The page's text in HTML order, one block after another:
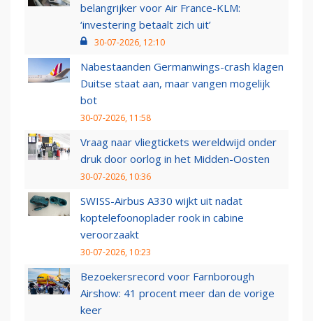
belangrijker voor Air France-KLM:
‘investering betaalt zich uit’
30-07-2026, 12:10
Nabestaanden Germanwings-crash klagen
Duitse staat aan, maar vangen mogelijk
bot
30-07-2026, 11:58
Vraag naar vliegtickets wereldwijd onder
druk door oorlog in het Midden-Oosten
30-07-2026, 10:36
SWISS-Airbus A330 wijkt uit nadat
koptelefoonoplader rook in cabine
veroorzaakt
30-07-2026, 10:23
Bezoekersrecord voor Farnborough
Airshow: 41 procent meer dan de vorige
keer